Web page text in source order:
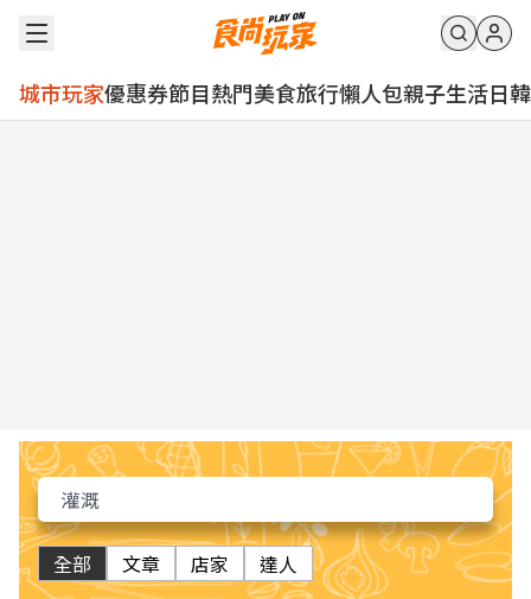
城市玩家優惠券節目熱門美食旅行懶人包親子生活日韓
全部 文章 店家 達人